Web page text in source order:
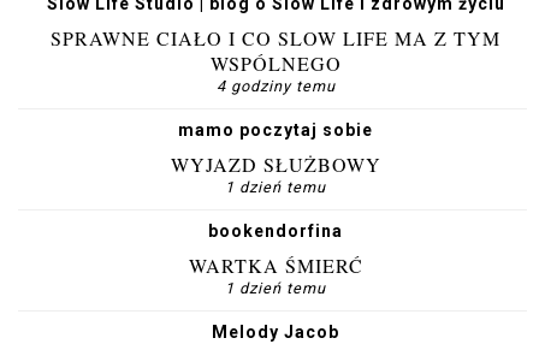
Slow Life Studio | blog o Slow Life i zdrowym życiu
SPRAWNE CIAŁO I CO SLOW LIFE MA Z TYM
WSPÓLNEGO
4 godziny temu
mamo poczytaj sobie
WYJAZD SŁUŻBOWY
1 dzień temu
bookendorfina
WARTKA ŚMIERĆ
1 dzień temu
Melody Jacob